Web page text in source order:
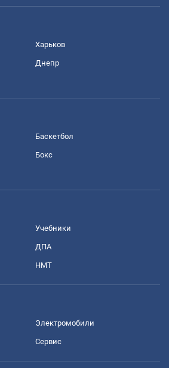
Харьков
Днепр
Баскетбол
Бокс
Учебники
ДПА
НМТ
Электромобили
Сервис